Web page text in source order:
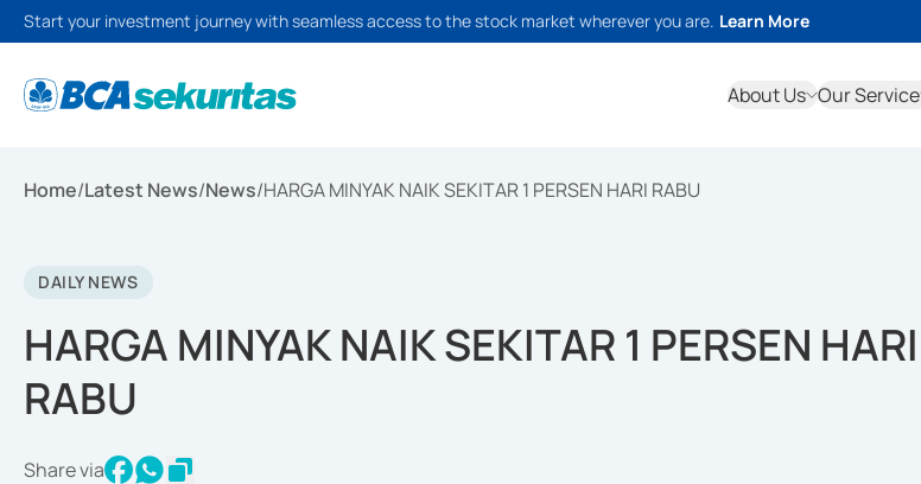
Start your investment journey with seamless access to the stock market wherever you are. Learn More
About Us Our Service
Home/Latest News/News/HARGA MINYAK NAIK SEKITAR 1 PERSEN HARI RABU
DAILY NEWS
HARGA MINYAK NAIK SEKITAR 1 PERSEN HARI
RABU
Share via